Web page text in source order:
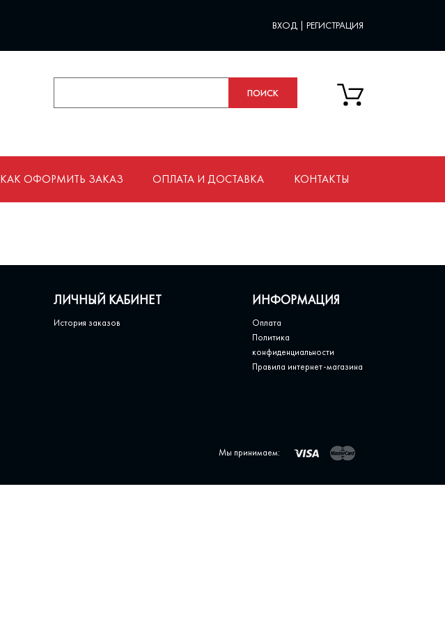
ВХОД | РЕГИСТРАЦИЯ
КАК ОФОРМИТЬ ЗАКАЗ ОПЛАТА И ДОСТАВКА КОНТАКТЫ
ЛИЧНЫЙ КАБИНЕТ
История заказов
ИНФОРМАЦИЯ
Оплата
Политика
конфиденциальности
Правила интернет-магазина
Мы принимаем: